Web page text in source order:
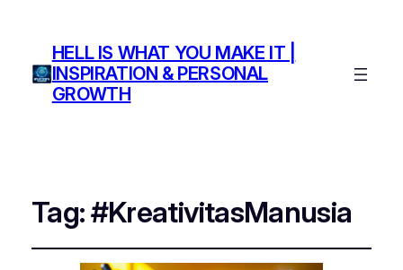
HELL IS WHAT YOU MAKE IT |
INSPIRATION & PERSONAL
GROWTH
Tag:#KreativitasManusia